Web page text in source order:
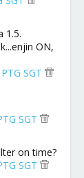
1.5.
ON,
SGT
SGT
on time?
SGT